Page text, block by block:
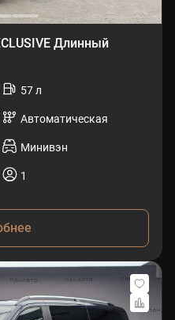
Длинный
57 л
Автоматическая
Минивэн
1